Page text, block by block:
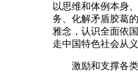
以思维和体例本身
务、化解矛盾胶葛
雅念，认识全面依
走中国特色社会从
激励和支撑各类